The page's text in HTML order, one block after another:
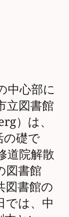
中心部に
立図書館
）は、
の礎で
道院解散
図書館
図書館の
では、中